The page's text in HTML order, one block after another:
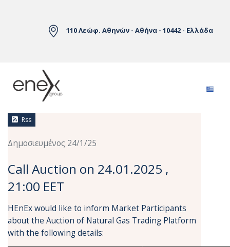
110 Λεώφ. Αθηνών - Αθήνα - 10442 - Ελλάδα
Ειδήσεις
Rss
Δημοσιευμένος 24/1/25
Call Auction on 24.01.2025 ,
21:00 EET
HEnEx would like to inform Market Participants
about the Auction of Natural Gas Trading Platform
with the following details: